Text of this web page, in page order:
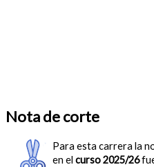
Nota de corte
Para esta carrera la
en el curso 2025/26